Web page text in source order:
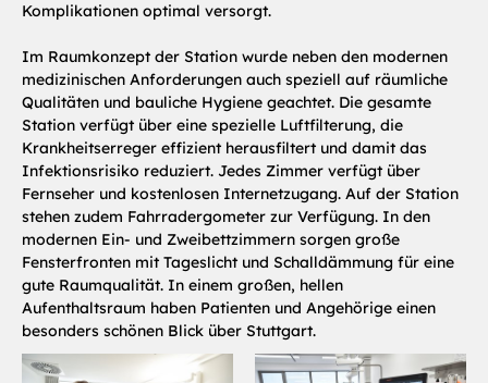
Komplikationen optimal versorgt.
Im Raumkonzept der Station wurde neben den modernen
medizinischen Anforderungen auch speziell auf räumliche
Qualitäten und bauliche Hygiene geachtet. Die gesamte
Station verfügt über eine spezielle Luftfilterung, die
Krankheitserreger effizient herausfiltert und damit das
Infektionsrisiko reduziert. Jedes Zimmer verfügt über
Fernseher und kostenlosen Internetzugang. Auf der Station
stehen zudem Fahrradergometer zur Verfügung. In den
modernen Ein- und Zweibettzimmern sorgen große
Fensterfronten mit Tageslicht und Schalldämmung für eine
gute Raumqualität. In einem großen, hellen
Aufenthaltsraum haben Patienten und Angehörige einen
besonders schönen Blick über Stuttgart.